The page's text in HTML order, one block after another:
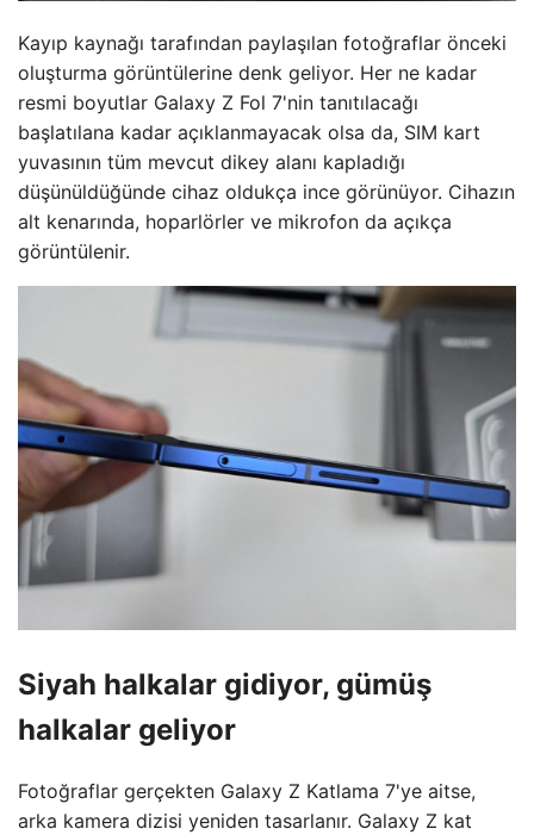
Kayıp kaynağı tarafından paylaşılan fotoğraflar önceki
oluşturma görüntülerine denk geliyor. Her ne kadar
resmi boyutlar Galaxy Z Fol 7'nin tanıtılacağı
başlatılana kadar açıklanmayacak olsa da, SIM kart
yuvasının tüm mevcut dikey alanı kapladığı
düşünüldüğünde cihaz oldukça ince görünüyor. Cihazın
alt kenarında, hoparlörler ve mikrofon da açıkça
görüntülenir.
Siyah halkalar gidiyor, gümüş
halkalar geliyor
Fotoğraflar gerçekten Galaxy Z Katlama 7'ye aitse,
arka kamera dizisi yeniden tasarlanır. Galaxy Z kat